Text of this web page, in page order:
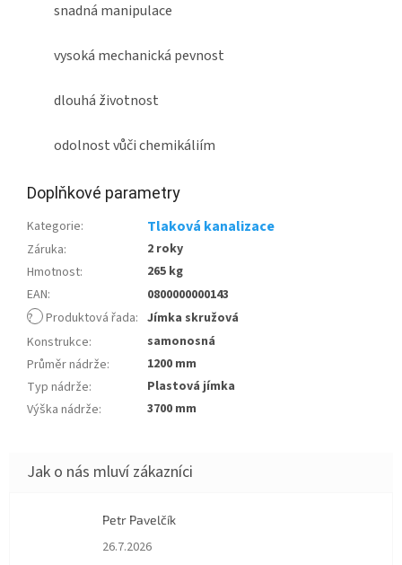
snadná manipulace
vysoká mechanická pevnost
dlouhá životnost
odolnost vůči chemikáliím
Doplňkové parametry
Kategorie: Tlaková kanalizace
Záruka:
2 roky
Hmotnost:
265 kg
EAN:
0800000000143
?
Produktová řada: Jímka skružová
Konstrukce:
samonosná
Průměr nádrže:
1200 mm
Typ nádrže:
Plastová jímka
Výška nádrže: 3700 mm
Petr Pavelčík
Hodnocení obchodu je 5 z 5 hvězdiček.
26.7.2026